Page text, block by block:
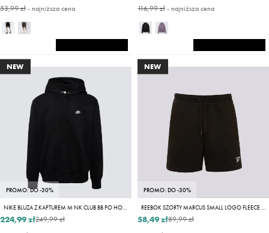
53,99 zł- najniższa cena 116,99 zł- najniższa cena
NEW
PROMO: DO -30%
NIKE BLUZA Z KAPTUREM M NK CLUB BB PO HOODIE
249,99 zł
224,99 zł
NEW
PROMO: DO -30%
REEBOK SZORTY MARCUS SMALL LOGO FLEECE SHORTS
89,99 zł
58,49 zł